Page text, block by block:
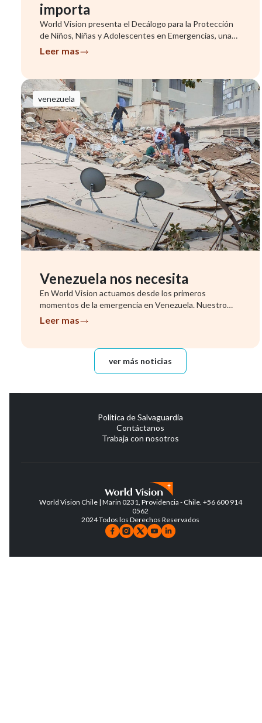
importa
World Vision presenta el Decálogo para la Protección
de Niños, Niñas y Adolescentes en Emergencias, una
herramienta que ...
Leer mas
venezuela
Venezuela nos necesita
En World Vision actuamos desde los primeros
momentos de la emergencia en Venezuela. Nuestro
equipo ya se encuentra evalu...
Leer mas
ver más noticias
Política de Salvaguardia
Contáctanos
Trabaja con nosotros
World Vision Chile | Marin 0231, Providencia - Chile. +56 600 914
0562
2024 Todos los Derechos Reservados